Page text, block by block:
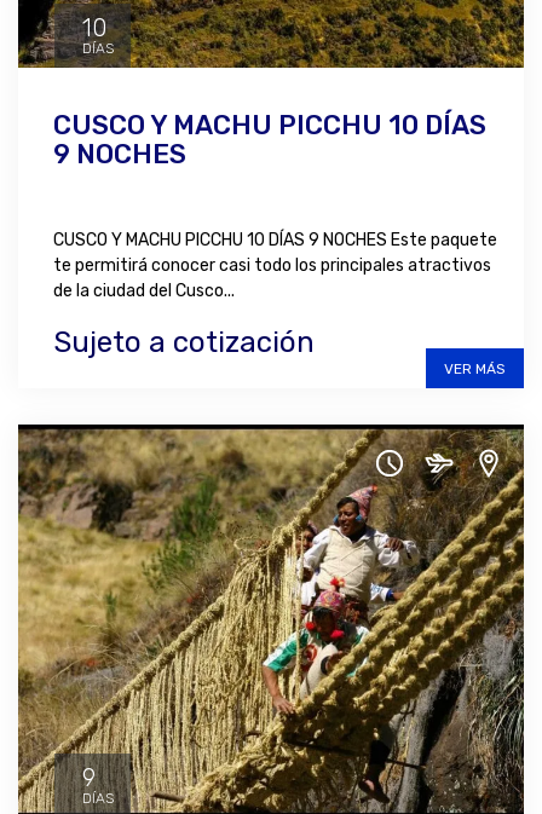
10
DÍAS
CUSCO Y MACHU PICCHU 10 DÍAS
9 NOCHES
CUSCO Y MACHU PICCHU 10 DÍAS 9 NOCHES Este paquete
te permitirá conocer casi todo los principales atractivos
de la ciudad del Cusco...
Sujeto a cotización
VER MÁS
9
DÍAS